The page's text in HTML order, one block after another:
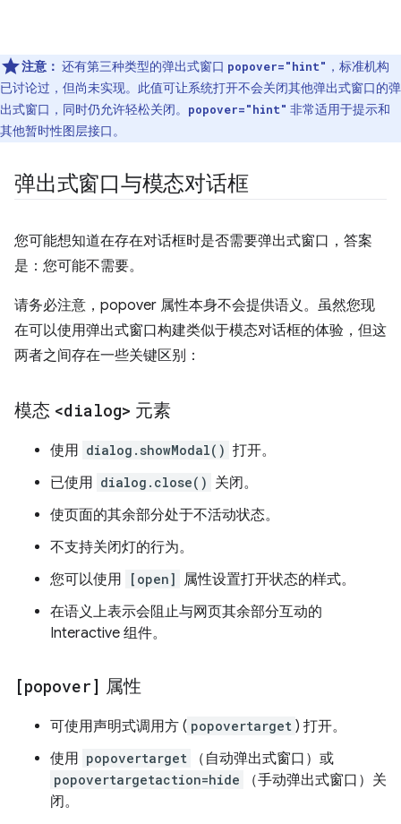
注意： 还有第三种类型的弹出式窗口 popover="hint" ，标准机构
已讨论过，但尚未实现。此值可让系统打开不会关闭其他弹出式窗口的弹
出式窗口，同时仍允许轻松关闭。
popover="hint" 非常适用于提示和
其他暂时性图层接口。
弹出式窗口与模态对话框
您可能想知道在存在对话框时是否需要弹出式窗口，答案
是：您可能不需要。
请务必注意，popover 属性本身不会提供语义。虽然您现
在可以使用弹出式窗口构建类似于模态对话框的体验，但这
两者之间存在一些关键区别：
模态 <dialog> 元素
使用 dialog.showModal() 打开。
已使用 dialog.close() 关闭。
使页面的其余部分处于不活动状态。
不支持关闭灯的行为。
您可以使用
[open] 属性设置打开状态的样式。
在语义上表示会阻止与网页其余部分互动的
Interactive 组件。
[popover] 属性
可使用声明式调用方 ( popovertarget ) 打开。
使用 popovertarget （自动弹出式窗口）或
popovertargetaction=hide
（手动弹出式窗口）关
闭。